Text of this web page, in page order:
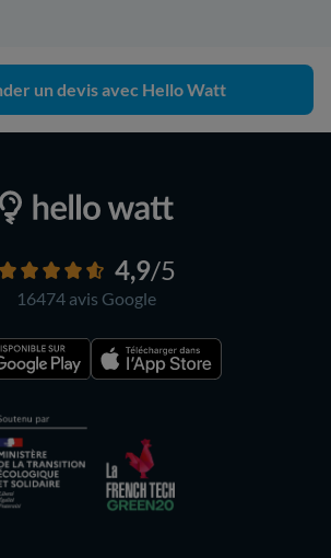
un devis avec Hello Watt
4,9/5
16474 avis Google